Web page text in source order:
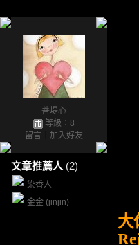
菩堤心
等級：8
留言
加入好友
文章推薦人 (2)
染香人
金金 (jinjin)
大